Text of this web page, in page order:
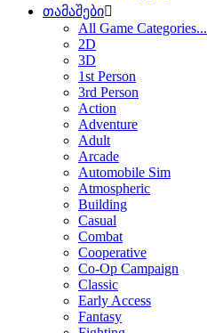
თამაშები
All Game Categories...
2D
3D
1st Person
3rd Person
Action
Adventure
Adult
Arcade
Automobile Sim
Atmospheric
Building
Casual
Combat
Cooperative
Co-Op Campaign
Classic
Early Access
Fantasy